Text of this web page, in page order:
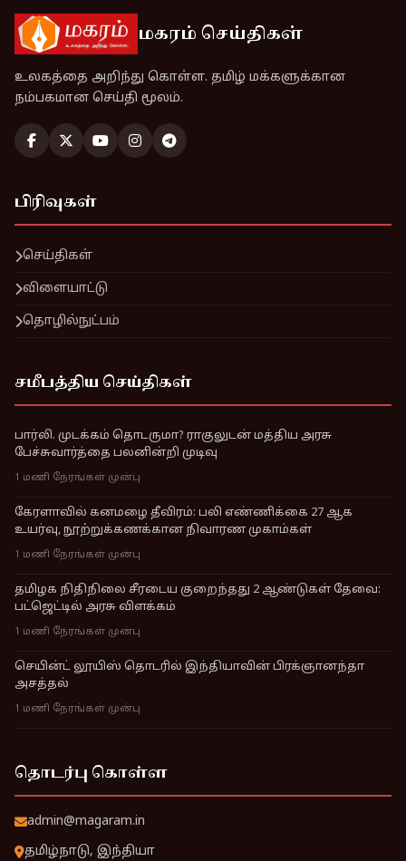
மகரம் செய்திகள்
உலகத்தை அறிந்து கொள்ள. தமிழ் மக்களுக்கான
நம்பகமான செய்தி மூலம்.
பிரிவுகள்
செய்திகள்
விளையாட்டு
தொழில்நுட்பம்
சமீபத்திய செய்திகள்
பார்லி. முடக்கம் தொடருமா? ராகுலுடன் மத்திய அரசு
பேச்சுவார்த்தை பலனின்றி முடிவு
1 மணி நேரங்கள் முன்பு
கேரளாவில் கனமழை தீவிரம்: பலி எண்ணிக்கை 27 ஆக
உயர்வு, நூற்றுக்கணக்கான நிவாரண முகாம்கள்
1 மணி நேரங்கள் முன்பு
தமிழக நிதிநிலை சீரடைய குறைந்தது 2 ஆண்டுகள் தேவை:
பட்ஜெட்டில் அரசு விளக்கம்
1 மணி நேரங்கள் முன்பு
செயின்ட் லூயிஸ் தொடரில் இந்தியாவின் பிரக்ஞானந்தா
அசத்தல்
1 மணி நேரங்கள் முன்பு
தொடர்பு கொள்ள
admin@magaram.in
தமிழ்நாடு, இந்தியா